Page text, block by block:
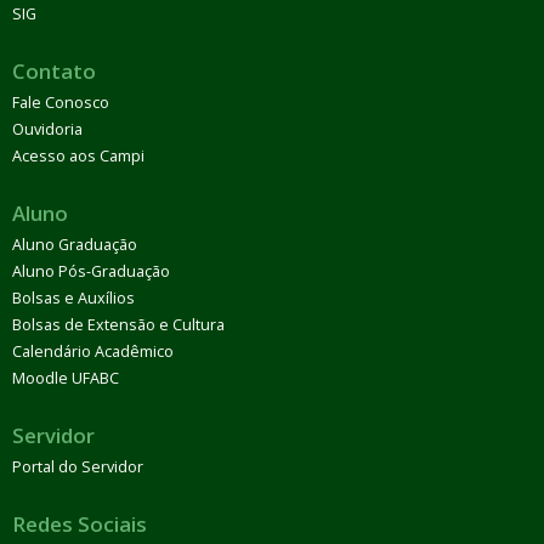
SIG
Contato
Fale Conosco
Ouvidoria
Acesso aos Campi
Aluno
Aluno Graduação
Aluno Pós-Graduação
Bolsas e Auxílios
Bolsas de Extensão e Cultura
Calendário Acadêmico
Moodle UFABC
Servidor
Portal do Servidor
Redes Sociais